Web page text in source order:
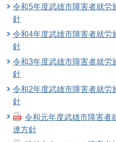
令和5年度武雄市障害者就労
針
令和4年度武雄市障害者就労
針
令和3年度武雄市障害者就労
針
令和2年度武雄市障害者就労
針
令和元年度武雄市障害者
達方針